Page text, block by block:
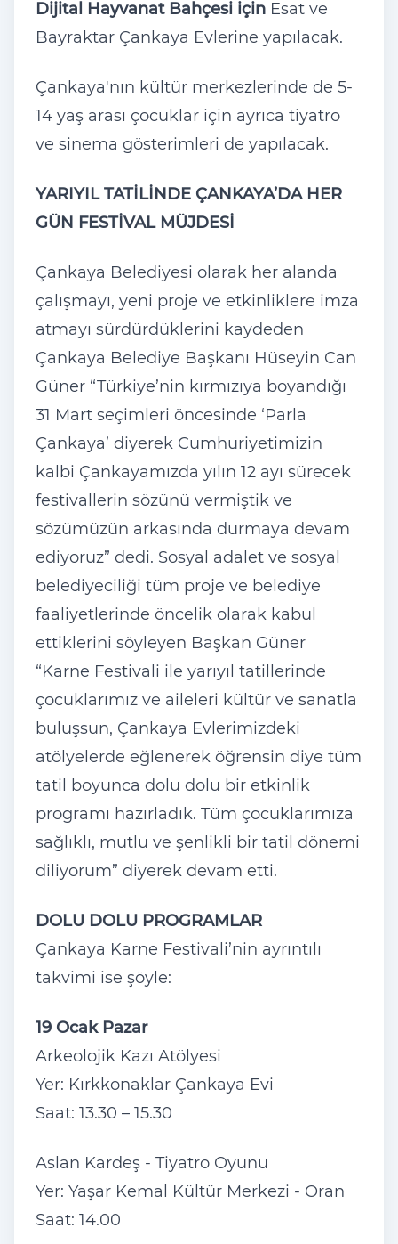
Dijital Hayvanat Bahçesi için Esat ve
Bayraktar Çankaya Evlerine yapılacak.
Çankaya'nın kültür merkezlerinde de 5-
14 yaş arası çocuklar için ayrıca tiyatro
ve sinema gösterimleri de yapılacak.
YARIYIL TATİLİNDE ÇANKAYA’DA HER
GÜN FESTİVAL MÜJDESİ
Çankaya Belediyesi olarak her alanda
çalışmayı, yeni proje ve etkinliklere imza
atmayı sürdürdüklerini kaydeden
Çankaya Belediye Başkanı Hüseyin Can
Güner “Türkiye’nin kırmızıya boyandığı
31 Mart seçimleri öncesinde ‘Parla
Çankaya’ diyerek Cumhuriyetimizin
kalbi Çankayamızda yılın 12 ayı sürecek
festivallerin sözünü vermiştik ve
sözümüzün arkasında durmaya devam
ediyoruz” dedi. Sosyal adalet ve sosyal
belediyeciliği tüm proje ve belediye
faaliyetlerinde öncelik olarak kabul
ettiklerini söyleyen Başkan Güner
“Karne Festivali ile yarıyıl tatillerinde
çocuklarımız ve aileleri kültür ve sanatla
buluşsun, Çankaya Evlerimizdeki
atölyelerde eğlenerek öğrensin diye tüm
tatil boyunca dolu dolu bir etkinlik
programı hazırladık. Tüm çocuklarımıza
sağlıklı, mutlu ve şenlikli bir tatil dönemi
diliyorum” diyerek devam etti.
DOLU DOLU PROGRAMLAR
Çankaya Karne Festivali’nin ayrıntılı
takvimi ise şöyle:
19 Ocak Pazar
Arkeolojik Kazı Atölyesi
Yer: Kırkkonaklar Çankaya Evi
Saat: 13.30 – 15.30
Aslan Kardeş - Tiyatro Oyunu
Yer: Yaşar Kemal Kültür Merkezi - Oran
Saat: 14.00